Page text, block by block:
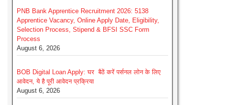
PNB Bank Apprentice Recruitment 2026: 5138
Apprentice Vacancy, Online Apply Date, Eligibility,
Selection Process, Stipend & BFSI SSC Form
Process
August 6, 2026
BOB Digital Loan Apply: घर बैठें करें पर्सनल लोन के लिए
आवेदन, ये है पूरी आवेदन प्रक्रिया
August 6, 2026